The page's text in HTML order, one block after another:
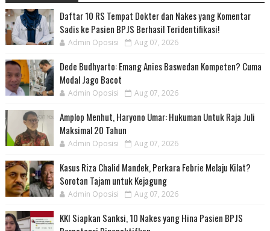
Daftar 10 RS Tempat Dokter dan Nakes yang Komentar
Sadis ke Pasien BPJS Berhasil Teridentifikasi!
Admin Oposisi Aug 07, 2026
Dede Budhyarto: Emang Anies Baswedan Kompeten? Cuma
Modal Jago Bacot
Admin Oposisi Aug 07, 2026
Amplop Menhut, Haryono Umar: Hukuman Untuk Raja Juli
Maksimal 20 Tahun
Admin Oposisi Aug 07, 2026
Kasus Riza Chalid Mandek, Perkara Febrie Melaju Kilat?
Sorotan Tajam untuk Kejagung
Admin Oposisi Aug 07, 2026
KKI Siapkan Sanksi, 10 Nakes yang Hina Pasien BPJS